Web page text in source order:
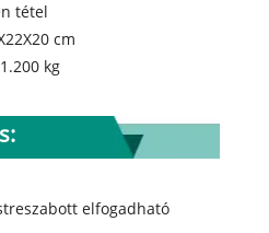
tétel
cm
kg
elfogadható